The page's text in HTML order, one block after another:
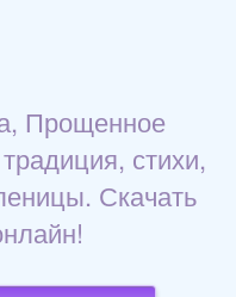
Прощенное
стихи,
Скачать